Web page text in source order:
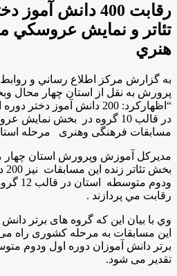
رقابت 400 دانش
تئاتر و نمايش عروسكي
هنري
به گزارش مركز اطلاع رساني و
پرورش به نقل از استان چهار محال
“اظهاركرد: 200 دانش آموز
در قالب 10 گروه در بخش
مسابقات فرهنگی وهنری مرحله
مدیرکل آموزش وپرورش استان چهار
رقابت مي پردازند .
وي با بیان این که گروه های برتر
این مسابقات به مرحله کشوری راه می
برتر دانش آموزان دوره اول ودوم
تقدیر می شود.